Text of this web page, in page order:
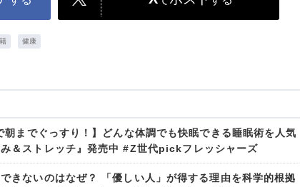
健康
朝までぐっすり！】どんな体調でも快眠できる睡眠術を人気
＆ストレッチ』発売中 #Z世代pickフレッシャーズ
きないのはなぜ？ 「優しい人」が得する理由を科学的根拠